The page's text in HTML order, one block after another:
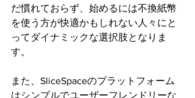
だ慣れておらず、始めるには不換紙幣
を使う方が快適かもしれない人々にと
ってダイナミックな選択肢となりま
す。
また、SliceSpaceのプラットフォーム
はシンプルでユーザーフレンドリーな